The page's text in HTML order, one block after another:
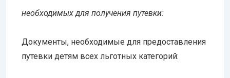
необходимых для получения путевки:
Документы, необходимые для предоставления
путевки детям всех льготных категорий: